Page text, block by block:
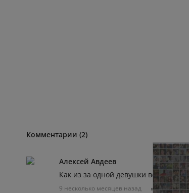
Комментарии (2)
Алексей Авдеев
Как из за одной девушки весь мир
9 несколько месяцев назад 0 0